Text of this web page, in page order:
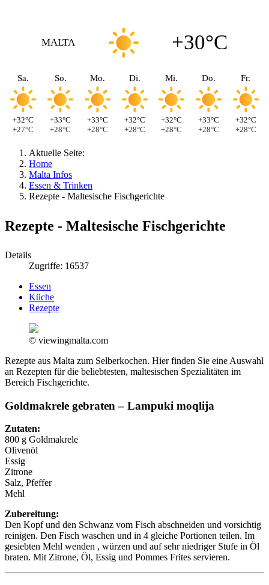
MALTA +30°C
Sa.
+32°C
+27°C
So.
+33°C
+28°C
Mo.
+33°C
+28°C
Di.
+32°C
+28°C
Mi.
+32°C
+28°C
Do.
+33°C
+28°C
Fr.
+32°C
+28°C
Aktuelle Seite:
Home
Malta Infos
Essen & Trinken
Rezepte - Maltesische Fischgerichte
Rezepte - Maltesische Fischgerichte
Details
Zugriffe: 16537
Essen
Küche
Rezepte
© viewingmalta.com
Rezepte aus Malta zum Selberkochen. Hier finden Sie eine Auswahl
an Rezepten für die beliebtesten, maltesischen Spezialitäten im
Bereich Fischgerichte.
Goldmakrele gebraten – Lampuki moqlija
Zutaten:
800 g Goldmakrele
Olivenöl
Essig
Zitrone
Salz, Pfeffer
Mehl
Zubereitung:
Den Kopf und den Schwanz vom Fisch abschneiden und vorsichtig
reinigen. Den Fisch waschen und in 4 gleiche Portionen teilen. Im
gesiebten Mehl wenden , würzen und auf sehr niedriger Stufe in Öl
braten. Mit Zitrone, Öl, Essig und Pommes Frites servieren.